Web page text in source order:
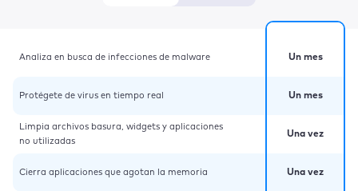
Analiza en busca de infecciones de malware
Protégete de virus en tiempo real
Limpia archivos basura, widgets y aplicaciones
no utilizadas
Cierra aplicaciones que agotan la memoria
Un mes
Un mes
Una vez
Una vez